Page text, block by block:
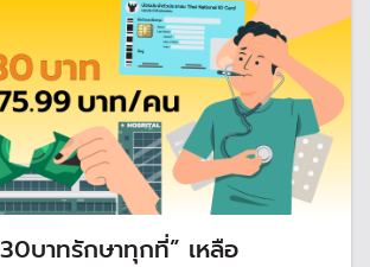
บาทรักษาทุกที่” เหลือ